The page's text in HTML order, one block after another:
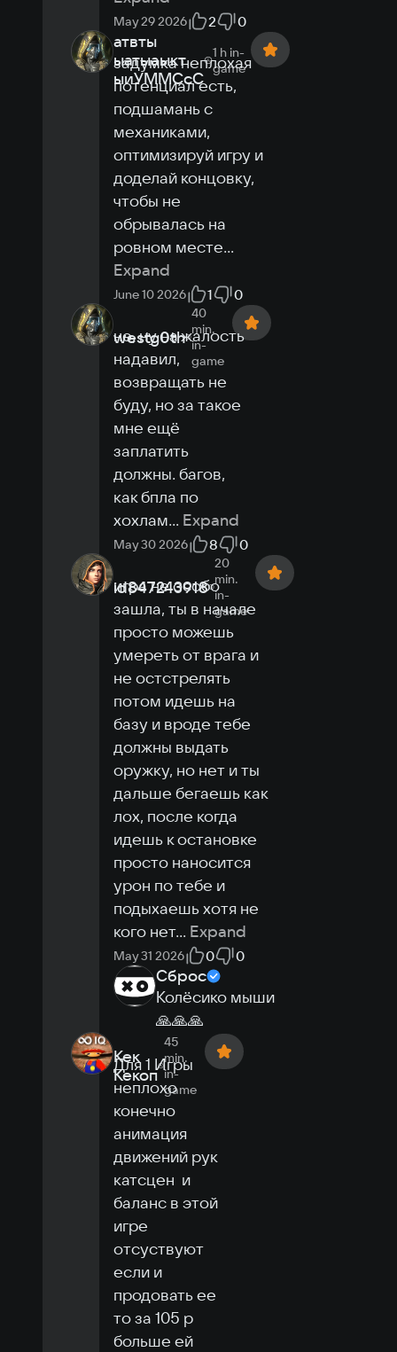
May 29 2026 2 0
атвты
ыатыаыкт
ыиУММСсС
1 h in-
game
задумка неплохая
потенциал есть,
подшамань с
механиками,
оптимизируй игру и
доделай концовку,
чтобы не
обрывалась на
ровном месте...
Expand
June 10 2026 1 0
westg0th
40
min.
in-
game
не, ну на жалость
надавил,
возвращать не
буду, но за такое
мне ещё
заплатить
должны. багов,
как бпла по
хохлам... Expand
May 30 2026 8 0
id847243918
20
min.
in-
game
игра не особо
зашла, ты в начале
просто можешь
умереть от врага и
не остстрелять
потом идешь на
базу и вроде тебе
должны выдать
оружку, но нет и ты
дальше бегаешь как
лох, после когда
идешь к остановке
просто наносится
урон по тебе и
подыхаешь хотя не
кого нет... Expand
May 31 2026 0 0
Сброс
Колёсико мыши
🙏🙏🙏
Кек
Кекоп
45
min.
in-
game
Для 1 Игры
неплохо
конечно
анимация
движений рук
катсцен  и
баланс в этой
игре
отсуствуют
если и
продовать ее
то за 105 р
больше ей